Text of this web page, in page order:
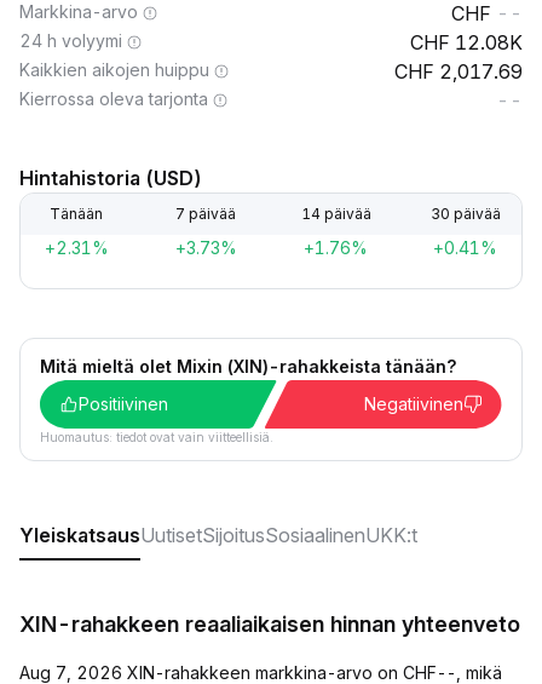
Markkina-arvo --
24 h volyymi 12.08K
Kaikkien aikojen huippu 2,017.69
Kierrossa oleva tarjonta --
Hintahistoria (USD)
Tänään 7 päivää 14 päivää 30 päivää
+2.31% +3.73% +1.76% +0.41%
Mitä mieltä olet Mixin (XIN)-rahakkeista tänään?
Positiivinen
Negatiivinen
Huomautus: tiedot ovat vain viitteellisiä.
YleiskatsausUutisetSijoitusSosiaalinenUKK:t
XIN-rahakkeen reaaliaikaisen hinnan yhteenveto
Aug 7, 2026 XIN-rahakkeen markkina-arvo on CHF--, mikä